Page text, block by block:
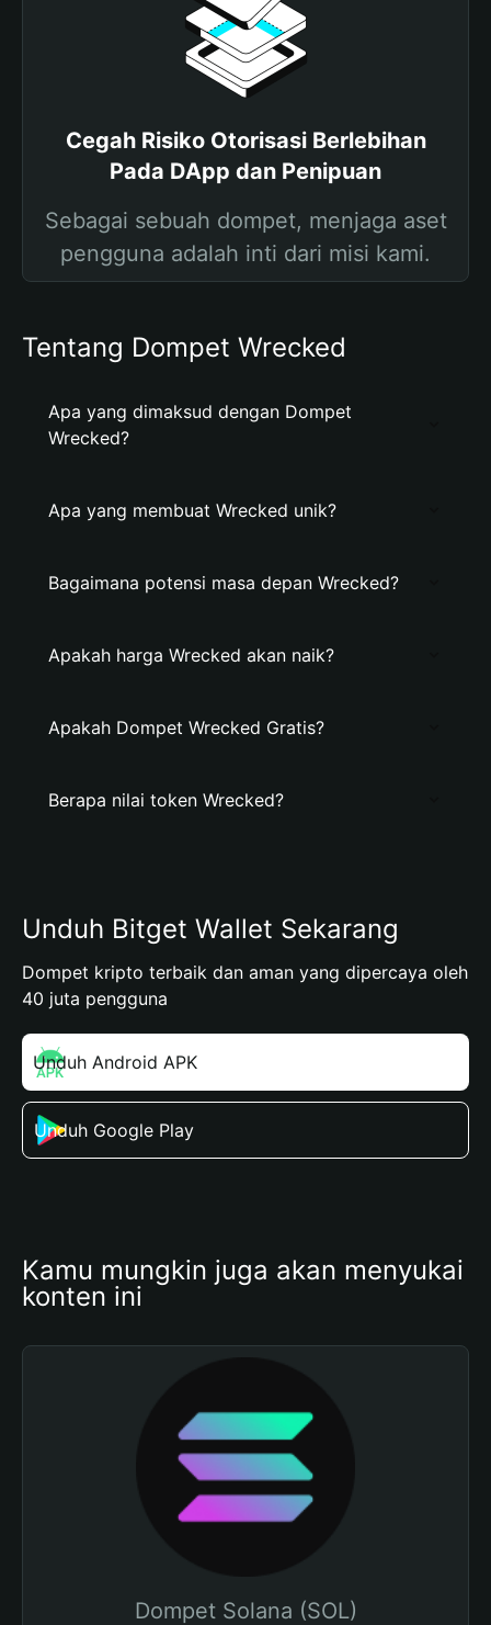
Cegah Risiko Otorisasi Berlebihan
Pada DApp dan Penipuan
Sebagai sebuah dompet, menjaga aset
pengguna adalah inti dari misi kami.
Tentang Dompet Wrecked
Apa yang dimaksud dengan Dompet
Wrecked?
Apa yang membuat Wrecked unik?
Bagaimana potensi masa depan Wrecked?
Apakah harga Wrecked akan naik?
Apakah Dompet Wrecked Gratis?
Berapa nilai token Wrecked?
Unduh Bitget Wallet Sekarang
Dompet kripto terbaik dan aman yang dipercaya oleh
40 juta pengguna
Unduh Android APK
Unduh Google Play
Kamu mungkin juga akan menyukai
konten ini
Dompet Solana (SOL)